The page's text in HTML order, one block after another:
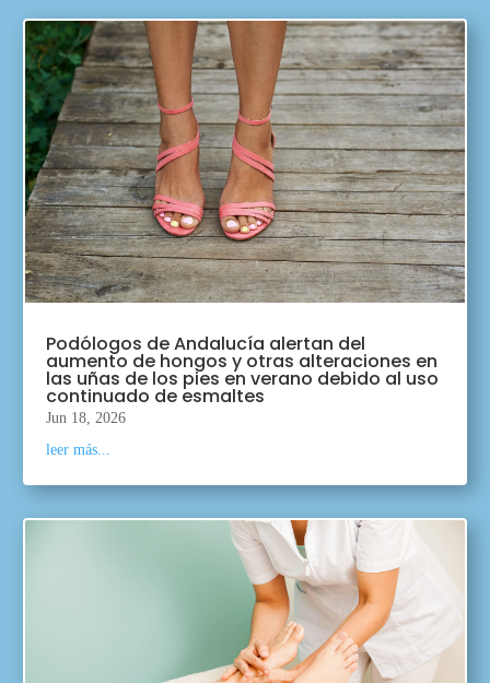
Podólogos de Andalucía alertan del
aumento de hongos y otras alteraciones en
las uñas de los pies en verano debido al uso
continuado de esmaltes
Jun 18, 2026
leer más...